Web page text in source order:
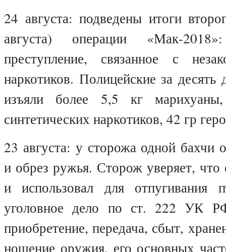
24 августа: подведены итоги
августа) операции «Мак-
преступление, связанное с
наркотиков. Полицейские за десять
изъяли более 5,5 кг
синтетических наркотиков, 42 гр
23 августа: у сторожа одной бахчи
и обрез ружья. Сторож уверяет,
и использовал для отпугивания
уголовное дело по ст. 222 УК
приобретение, передача, сбыт,
ношение оружия, его основных